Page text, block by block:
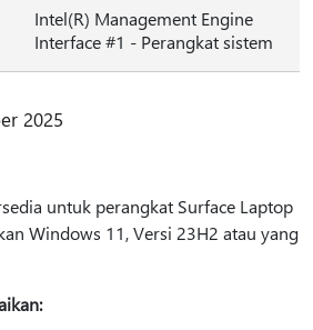
Intel(R) Management Engine
Interface #1 - Perangkat sistem
2025
untuk perangkat Surface Laptop
Windows 11, Versi 23H2 atau yang